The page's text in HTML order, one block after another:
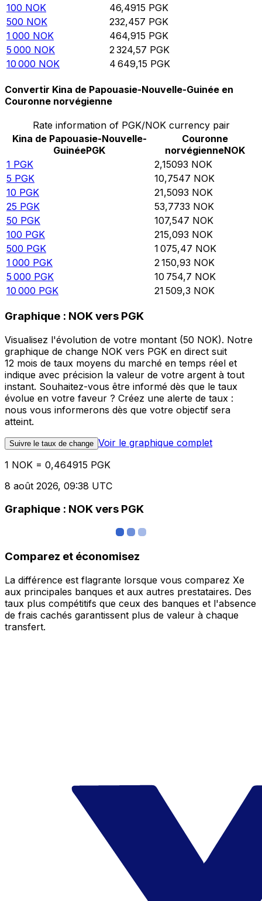
100 NOK 46,4915 PGK
500 NOK 232,457 PGK
1 000 NOK 464,915 PGK
5 000 NOK 2 324,57 PGK
10 000 NOK 4 649,15 PGK
Convertir Kina de Papouasie-Nouvelle-Guinée en
Couronne norvégienne
Rate information of PGK/NOK currency pair
Kina de Papouasie-Nouvelle-
GuinéePGK
Couronne
norvégienneNOK
1 PGK 2,15093 NOK
5 PGK 10,7547 NOK
10 PGK 21,5093 NOK
25 PGK 53,7733 NOK
50 PGK 107,547 NOK
100 PGK 215,093 NOK
500 PGK 1 075,47 NOK
1 000 PGK 2 150,93 NOK
5 000 PGK 10 754,7 NOK
10 000 PGK 21 509,3 NOK
Graphique : NOK vers PGK
Visualisez l'évolution de votre montant (50 NOK). Notre
graphique de change NOK vers PGK en direct suit
12 mois de taux moyens du marché en temps réel et
indique avec précision la valeur de votre argent à tout
instant. Souhaitez-vous être informé dès que le taux
évolue en votre faveur ? Créez une alerte de taux :
nous vous informerons dès que votre objectif sera
atteint.
Suivre le taux de change Voir le graphique complet
1 NOK = 0,464915 PGK
8 août 2026, 09:38 UTC
Graphique : NOK vers PGK
Comparez et économisez
La différence est flagrante lorsque vous comparez Xe
aux principales banques et aux autres prestataires. Des
taux plus compétitifs que ceux des banques et l'absence
de frais cachés garantissent plus de valeur à chaque
transfert.